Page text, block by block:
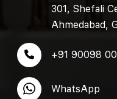
301, Shefali
Ahmedabad,
+91 90098
WhatsApp